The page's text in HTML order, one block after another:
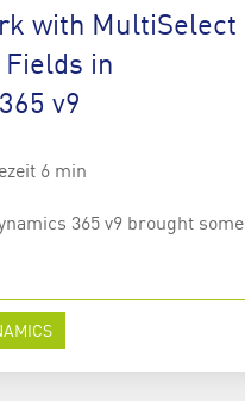
with MultiSelect
in
v9
6 min
365 v9 brought some